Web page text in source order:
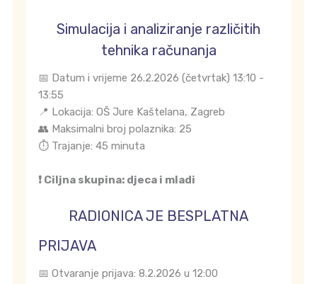
Simulacija i analiziranje različitih
tehnika računanja
📅 Datum i vrijeme 26.2.2026 (četvrtak) 13:10 -
13:55
📍 Lokacija: OŠ Jure Kaštelana, Zagreb
👥 Maksimalni broj polaznika: 25
⏱️ Trajanje: 45 minuta
❗ Ciljna skupina: djeca i mladi
RADIONICA JE BESPLATNA
PRIJAVA
📅 Otvaranje prijava: 8.2.2026 u 12:00